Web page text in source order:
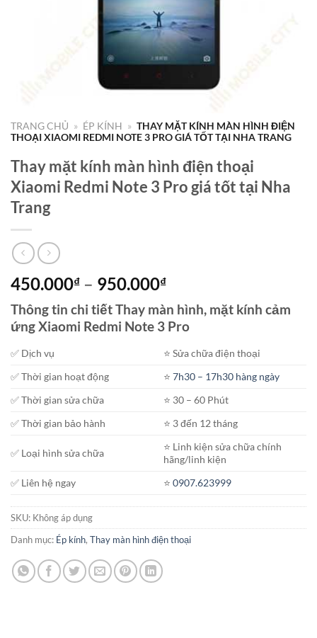
TRANG CHỦ » ÉP KÍNH » THAY MẶT KÍNH MÀN HÌNH ĐIỆN
THOẠI XIAOMI REDMI NOTE 3 PRO GIÁ TỐT TẠI NHA TRANG
Thay mặt kính màn hình điện thoại
Xiaomi Redmi Note 3 Pro giá tốt tại Nha
Trang
450.000₫ – 950.000₫Khoảng
giá:
từ
450.000₫
đến
950.000₫
Thông tin chi tiết Thay màn hình, mặt kính cảm
ứng Xiaomi Redmi Note 3 Pro
✅ Dịch vụ
⭐️ Sửa chữa điện thoại
✅ Thời gian hoạt động
⭐️7h30 – 17h30 hàng ngày
✅ Thời gian sửa chữa
⭐️ 30 – 60 Phút
✅ Thời gian bảo hành
⭐️ 3 đến 12 tháng
✅ Loại hình sửa chữa
⭐️ Linh kiện sửa chữa chính
hãng/linh kiện
✅ Liên hệ ngay
⭐️0907.623999
SKU: Không áp dụng
Danh mục: Ép kính, Thay màn hình điện thoại